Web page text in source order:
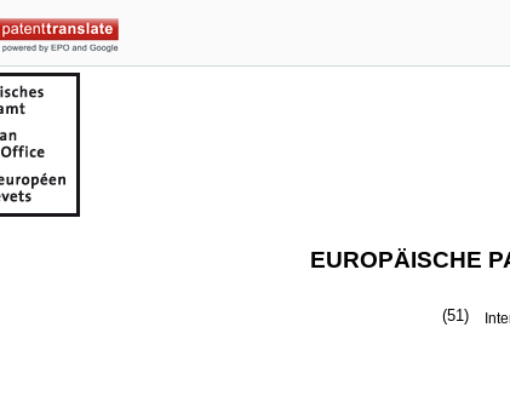
EUROPÄISCHE
(51)